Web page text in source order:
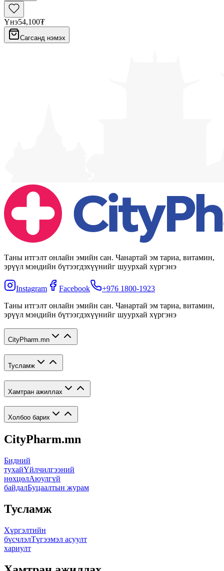
Үнэ54,100₮
Сагсанд нэмэх
Таны итгэлт онлайн эмийн сан. Чанартай эм тариа, витамин,
эрүүл мэндийн бүтээгдэхүүнийг шуурхай хүргэнэ
Instagram Facebook
+976 1800-1923
Таны итгэлт онлайн эмийн сан. Чанартай эм тариа, витамин,
эрүүл мэндийн бүтээгдэхүүнийг шуурхай хүргэнэ
CityPharm.mn
Тусламж
Хамтран ажиллах
Холбоо барих
CityPharm.mn
Бидний
тухайҮйлчилгээний
нөхцөлАюулгүй
байдалБуцаалтын журам
Тусламж
Хүргэлтийн
бүсчлэлТүгээмэл асуулт
хариулт